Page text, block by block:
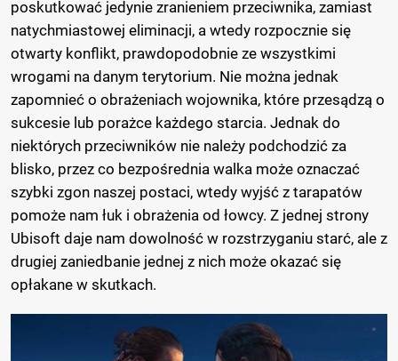
poskutkować jedynie zranieniem przeciwnika, zamiast
natychmiastowej eliminacji, a wtedy rozpocznie się
otwarty konflikt, prawdopodobnie ze wszystkimi
wrogami na danym terytorium. Nie można jednak
zapomnieć o obrażeniach wojownika, które przesądzą o
sukcesie lub porażce każdego starcia. Jednak do
niektórych przeciwników nie należy podchodzić za
blisko, przez co bezpośrednia walka może oznaczać
szybki zgon naszej postaci, wtedy wyjść z tarapatów
pomoże nam łuk i obrażenia od łowcy. Z jednej strony
Ubisoft daje nam dowolność w rozstrzyganiu starć, ale z
drugiej zaniedbanie jednej z nich może okazać się
opłakane w skutkach.